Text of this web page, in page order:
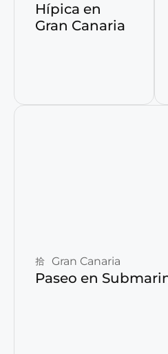
Hípica en
Gran Canaria
Gran Canaria
Paseo en